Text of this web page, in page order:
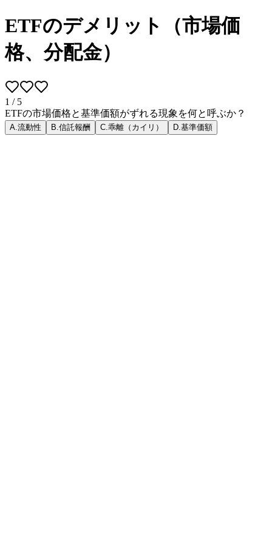
ETFのデメリット（市場価
格、分配金）
1 / 5
ETFの市場価格と基準価額がずれる現象を何と呼ぶか？
A 流動性 B 信託報酬 C 乖離（カイリ） D 基準価額